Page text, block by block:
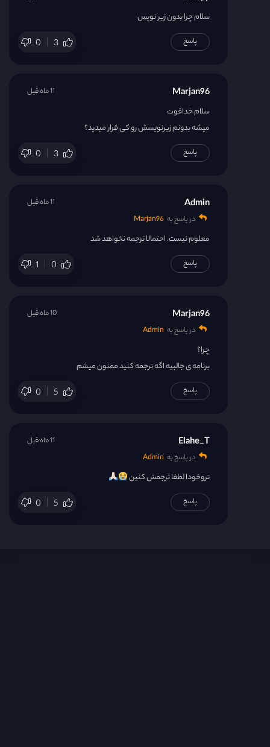
سلام چرا بدون زیر نویس
0 3 پاسخ
Marjan96
سلام خداقوت
میشه بدونم زیرنویسش رو کی قرار میدید؟
0 3
11 ماه قبل
پاسخ
Admin
در پاسخ به Marjan96
معلوم نیست. احتمالا ترجمه نخواهد شد
1 0
11 ماه قبل
پاسخ
Marjan96
در پاسخ به Admin
چرا؟
برنامه ی جالبیه اگه ترجمه کنید ممنون میشم
0 5
10 ماه قبل
پاسخ
Elahe_T
در پاسخ به Admin
تروخودا لطفا ترجمش کنین
0 5
11 ماه قبل
پاسخ